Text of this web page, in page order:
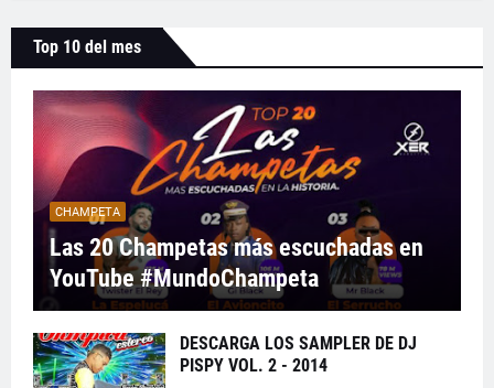
Top 10 del mes
CHAMPETA
Las 20 Champetas más escuchadas en
YouTube #MundoChampeta
DESCARGA LOS SAMPLER DE DJ
PISPY VOL. 2 - 2014